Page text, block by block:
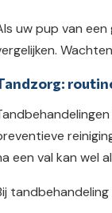
uw pup van
een val kan wel